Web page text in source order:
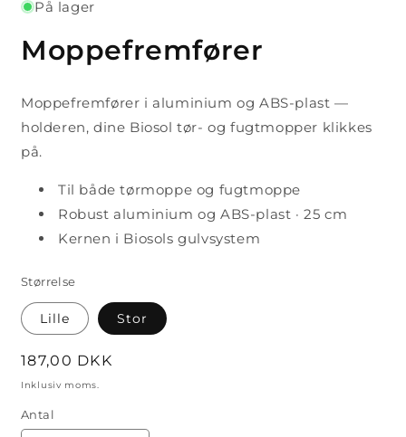
På lager
Moppefremfører
Moppefremfører i aluminium og ABS-plast —
holderen, dine Biosol tør- og fugtmopper klikkes
på.
Til både tørmoppe og fugtmoppe
Robust aluminium og ABS-plast · 25 cm
Kernen i Biosols gulvsystem
Størrelse
Lille Stor
Normalpris
187,00 DKK
Inklusiv moms.
Antal
Antal